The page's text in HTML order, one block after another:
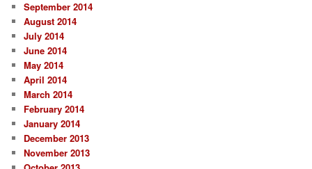
September 2014
August 2014
July 2014
June 2014
May 2014
April 2014
March 2014
February 2014
January 2014
December 2013
November 2013